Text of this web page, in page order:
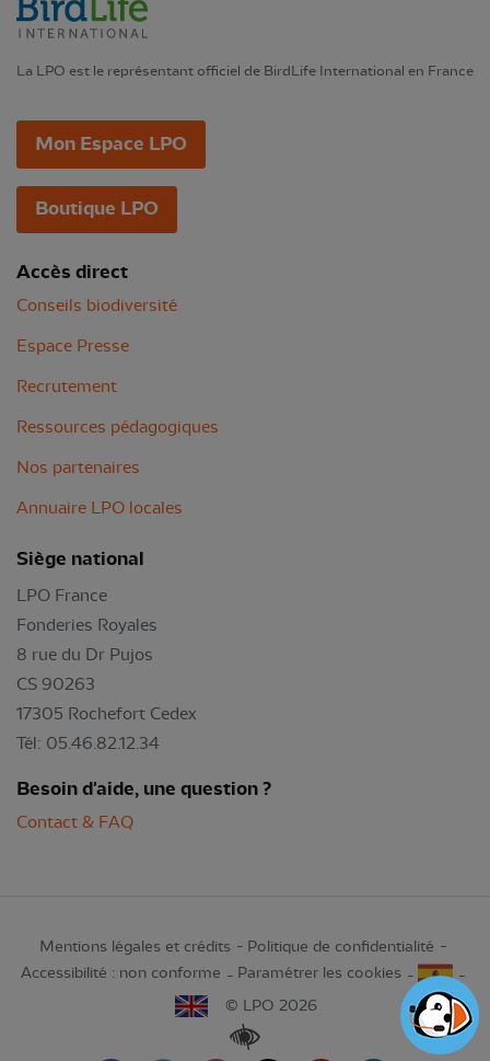
La LPO est le représentant officiel de BirdLife International en France
Mon Espace LPO
Boutique LPO
Accès direct
Conseils biodiversité
Espace Presse
Recrutement
Ressources pédagogiques
Nos partenaires
Annuaire LPO locales
Siège national
LPO France
Fonderies Royales
8 rue du Dr Pujos
CS 90263
17305 Rochefort Cedex
Tél: 05.46.82.12.34
Besoin d'aide, une question ?
Contact & FAQ
Mentions légales et crédits
Politique de confidentialité
Accessibilité : non conforme
Paramétrer les cookies
© LPO 2026
Renforcer les contrastes